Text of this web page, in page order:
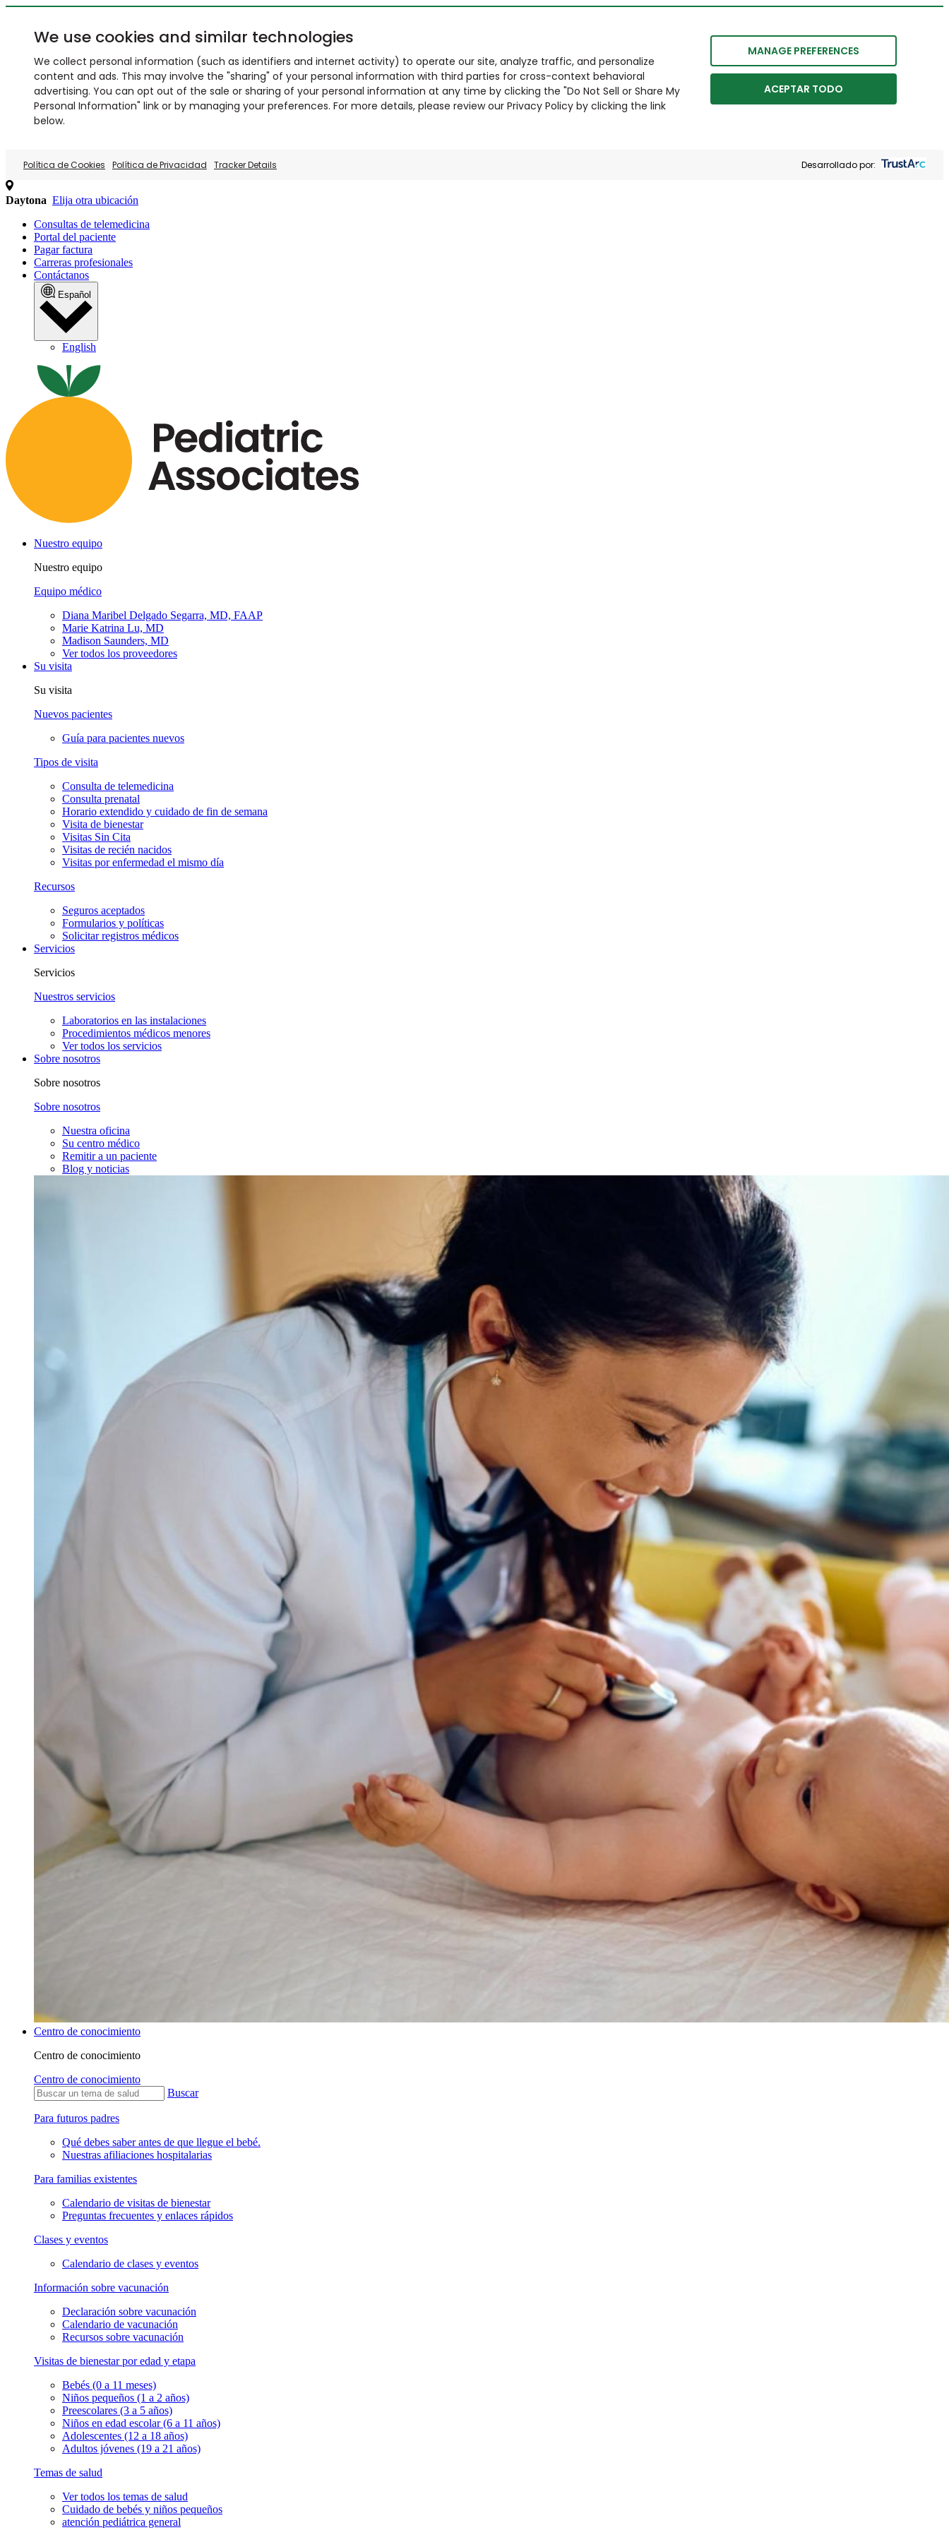
We use cookies and similar technologies
We collect personal information (such as identifiers and internet activity) to operate our site, analyze traffic, and personalize
content and ads. This may involve the "sharing" of your personal information with third parties for cross-context behavioral
advertising. You can opt out of the sale or sharing of your personal information at any time by clicking the "Do Not Sell or Share My
Personal Information" link or by managing your preferences. For more details, please review our Privacy Policy by clicking the link
below.
MANAGE PREFERENCES
ACEPTAR TODO
Política de Cookies Política de Privacidad Tracker Details Desarrollado por:
Daytona Elija otra ubicación
Consultas de telemedicina
Portal del paciente
Pagar factura
Carreras profesionales
Contáctanos
Español
English
Nuestro equipo
Nuestro equipo
Equipo médico
Diana Maribel Delgado Segarra, MD, FAAP
Marie Katrina Lu, MD
Madison Saunders, MD
Ver todos los proveedores
Su visita
Su visita
Nuevos pacientes
Guía para pacientes nuevos
Tipos de visita
Consulta de telemedicina
Consulta prenatal
Horario extendido y cuidado de fin de semana
Visita de bienestar
Visitas Sin Cita
Visitas de recién nacidos
Visitas por enfermedad el mismo día
Recursos
Seguros aceptados
Formularios y políticas
Solicitar registros médicos
Servicios
Servicios
Nuestros servicios
Laboratorios en las instalaciones
Procedimientos médicos menores
Ver todos los servicios
Sobre nosotros
Sobre nosotros
Sobre nosotros
Nuestra oficina
Su centro médico
Remitir a un paciente
Blog y noticias
Centro de conocimiento
Centro de conocimiento
Centro de conocimiento
Buscar
Para futuros padres
Qué debes saber antes de que llegue el bebé.
Nuestras afiliaciones hospitalarias
Para familias existentes
Calendario de visitas de bienestar
Preguntas frecuentes y enlaces rápidos
Clases y eventos
Calendario de clases y eventos
Información sobre vacunación
Declaración sobre vacunación
Calendario de vacunación
Recursos sobre vacunación
Visitas de bienestar por edad y etapa
Bebés (0 a 11 meses)
Niños pequeños (1 a 2 años)
Preescolares (3 a 5 años)
Niños en edad escolar (6 a 11 años)
Adolescentes (12 a 18 años)
Adultos jóvenes (19 a 21 años)
Temas de salud
Ver todos los temas de salud
Cuidado de bebés y niños pequeños
atención pediátrica general